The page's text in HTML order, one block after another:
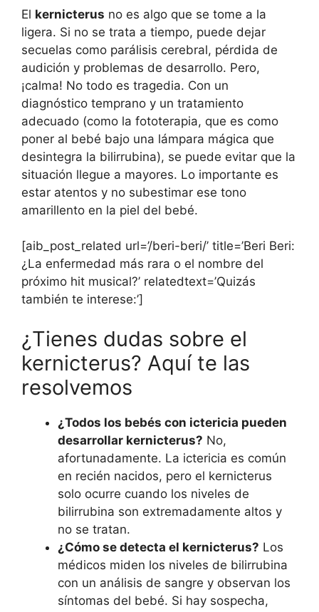
El kernicterus no es algo que se tome a la
ligera. Si no se trata a tiempo, puede dejar
secuelas como parálisis cerebral, pérdida de
audición y problemas de desarrollo. Pero,
¡calma! No todo es tragedia. Con un
diagnóstico temprano y un tratamiento
adecuado (como la fototerapia, que es como
poner al bebé bajo una lámpara mágica que
desintegra la bilirrubina), se puede evitar que la
situación llegue a mayores. Lo importante es
estar atentos y no subestimar ese tono
amarillento en la piel del bebé.
[aib_post_related url=’/beri-beri/’ title=’Beri Beri:
¿La enfermedad más rara o el nombre del
próximo hit musical?’ relatedtext=’Quizás
también te interese:’]
¿Tienes dudas sobre el
kernicterus? Aquí te las
resolvemos
¿Todos los bebés con ictericia pueden
desarrollar kernicterus? No,
afortunadamente. La ictericia es común
en recién nacidos, pero el kernicterus
solo ocurre cuando los niveles de
bilirrubina son extremadamente altos y
no se tratan.
¿Cómo se detecta el kernicterus? Los
médicos miden los niveles de bilirrubina
con un análisis de sangre y observan los
síntomas del bebé. Si hay sospecha,